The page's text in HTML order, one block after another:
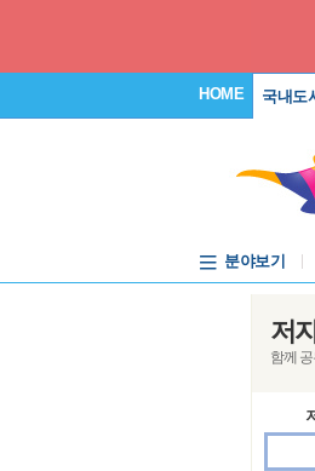
HOME 국내도
분야보기
저
함께